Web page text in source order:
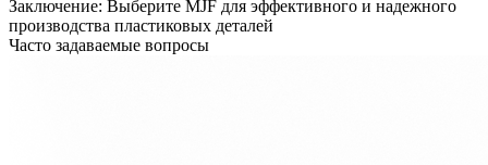
Заключение: Выберите MJF для эффективного и надежного
производства пластиковых деталей
Часто задаваемые вопросы